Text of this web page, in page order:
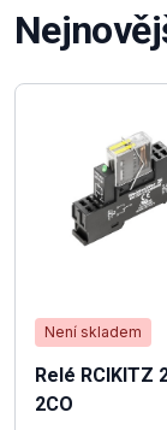
Není skladem
Relé RCIKITZ
2CO